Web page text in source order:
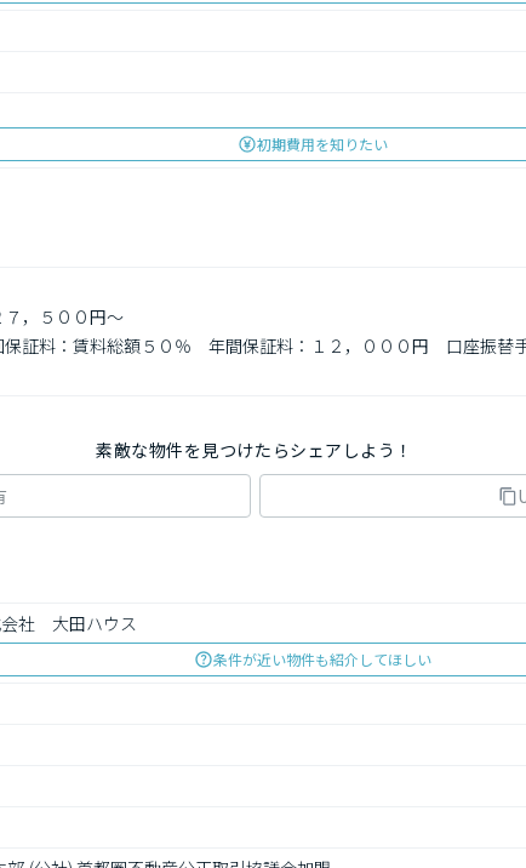
初期費用を知りたい
，５００円～
証料：賃料総額５０％　年間保証料：１２，０００円　口座振替
素敵な物件を見つけたらシェアしよう！
社　大田ハウス
条件が近い物件も紹介してほしい